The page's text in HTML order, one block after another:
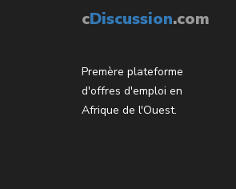
cDiscussion.com
Premère plateforme
d'offres d'emploi en
Afrique de l'Ouest.